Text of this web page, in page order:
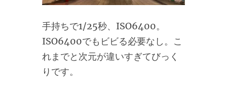
手持ちで1/25秒、ISO6400。
ISO6400でもビビる必要なし。こ
れまでと次元が違いすぎてびっく
りです。